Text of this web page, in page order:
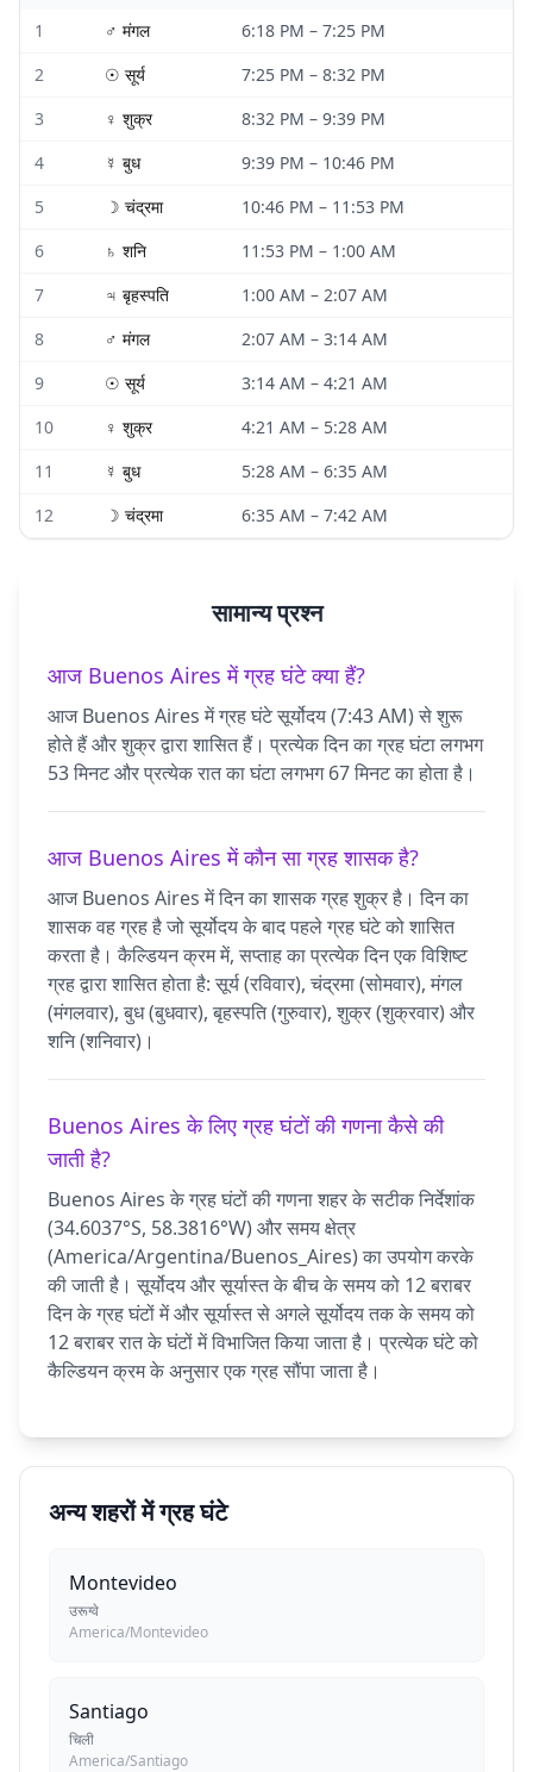
1 ♂ मंगल 6:18 PM – 7:25 PM
2
☉ सूर्य 7:25 PM – 8:32 PM
3
♀ शुक्र 8:32 PM – 9:39 PM
4
☿ बुध 9:39 PM – 10:46 PM
5
☽ चंद्रमा 10:46 PM – 11:53 PM
6
♄ शनि 11:53 PM – 1:00 AM
7
♃ बृहस्पति 1:00 AM – 2:07 AM
8
♂ मंगल 2:07 AM – 3:14 AM
9
☉ सूर्य 3:14 AM – 4:21 AM
10
♀ शुक्र 4:21 AM – 5:28 AM
11
☿ बुध 5:28 AM – 6:35 AM
12
☽ चंद्रमा 6:35 AM – 7:42 AM
सामान्य प्रश्न
आज Buenos Aires में ग्रह घंटे क्या हैं?
आज Buenos Aires में ग्रह घंटे सूर्योदय (7:43 AM) से शुरू
होते हैं और शुक्र द्वारा शासित हैं। प्रत्येक दिन का ग्रह घंटा लगभग
53 मिनट और प्रत्येक रात का घंटा लगभग 67 मिनट का होता है।
आज Buenos Aires में कौन सा ग्रह शासक है?
आज Buenos Aires में दिन का शासक ग्रह शुक्र है। दिन का
शासक वह ग्रह है जो सूर्योदय के बाद पहले ग्रह घंटे को शासित
करता है। कैल्डियन क्रम में, सप्ताह का प्रत्येक दिन एक विशिष्ट
ग्रह द्वारा शासित होता है: सूर्य (रविवार), चंद्रमा (सोमवार), मंगल
(मंगलवार), बुध (बुधवार), बृहस्पति (गुरुवार), शुक्र (शुक्रवार) और
शनि (शनिवार)।
Buenos Aires के लिए ग्रह घंटों की गणना कैसे की
जाती है?
Buenos Aires के ग्रह घंटों की गणना शहर के सटीक निर्देशांक
(34.6037°S, 58.3816°W) और समय क्षेत्र
(America/Argentina/Buenos_Aires) का उपयोग करके
की जाती है। सूर्योदय और सूर्यास्त के बीच के समय को 12 बराबर
दिन के ग्रह घंटों में और सूर्यास्त से अगले सूर्योदय तक के समय को
12 बराबर रात के घंटों में विभाजित किया जाता है। प्रत्येक घंटे को
कैल्डियन क्रम के अनुसार एक ग्रह सौंपा जाता है।
अन्य शहरों में ग्रह घंटे
Montevideo
उरूग्वे
America/Montevideo
Santiago
चिली
America/Santiago